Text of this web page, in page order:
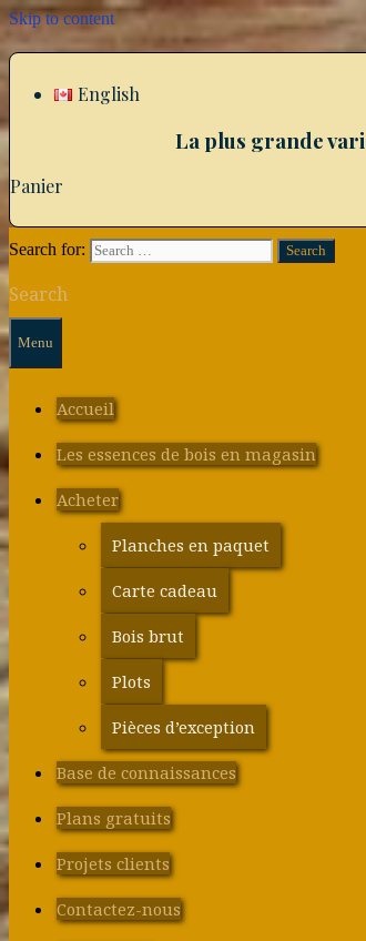
Skip to content
English
La plus grande
Panier
Search for:
Search
Menu
Accueil
Les essences de bois en magasin
Acheter
Planches en paquet
Carte cadeau
Bois brut
Plots
Pièces d’exception
Base de connaissances
Plans gratuits
Projets clients
Contactez-nous